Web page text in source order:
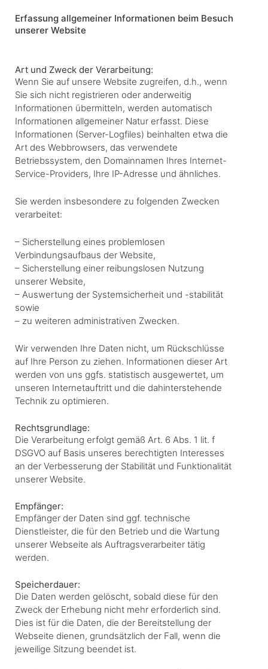
Erfassung allgemeiner Informationen beim Besuch
unserer Website
Art und Zweck der Verarbeitung:
Wenn Sie auf unsere Website zugreifen, d.h., wenn
Sie sich nicht registrieren oder anderweitig
Informationen übermitteln, werden automatisch
Informationen allgemeiner Natur erfasst. Diese
Informationen (Server-Logfiles) beinhalten etwa die
Art des Webbrowsers, das verwendete
Betriebssystem, den Domainnamen Ihres Internet-
Service-Providers, Ihre IP-Adresse und ähnliches.
Sie werden insbesondere zu folgenden Zwecken
verarbeitet:
– Sicherstellung eines problemlosen
Verbindungsaufbaus der Website,
– Sicherstellung einer reibungslosen Nutzung
unserer Website,
– Auswertung der Systemsicherheit und -stabilität
sowie
– zu weiteren administrativen Zwecken.
Wir verwenden Ihre Daten nicht, um Rückschlüsse
auf Ihre Person zu ziehen. Informationen dieser Art
werden von uns ggfs. statistisch ausgewertet, um
unseren Internetauftritt und die dahinterstehende
Technik zu optimieren.
Rechtsgrundlage:
Die Verarbeitung erfolgt gemäß Art. 6 Abs. 1 lit. f
DSGVO auf Basis unseres berechtigten Interesses
an der Verbesserung der Stabilität und Funktionalität
unserer Website.
Empfänger:
Empfänger der Daten sind ggf. technische
Dienstleister, die für den Betrieb und die Wartung
unserer Webseite als Auftragsverarbeiter tätig
werden.
Speicherdauer:
Die Daten werden gelöscht, sobald diese für den
Zweck der Erhebung nicht mehr erforderlich sind.
Dies ist für die Daten, die der Bereitstellung der
Webseite dienen, grundsätzlich der Fall, wenn die
jeweilige Sitzung beendet ist.